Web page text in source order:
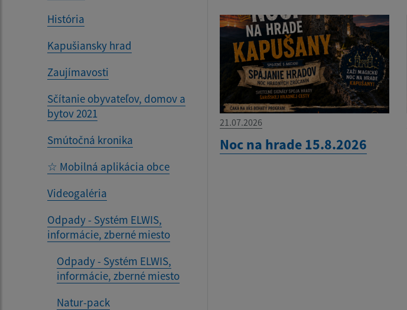
História
Kapušiansky hrad
Zaujímavosti
Sčítanie obyvateľov, domov a
bytov 2021
Smútočná kronika
☆ Mobilná aplikácia obce
Videogaléria
Odpady - Systém ELWIS,
informácie, zberné miesto
Odpady - Systém ELWIS,
informácie, zberné miesto
Natur-pack
21.07.2026
Noc na hrade 15.8.2026